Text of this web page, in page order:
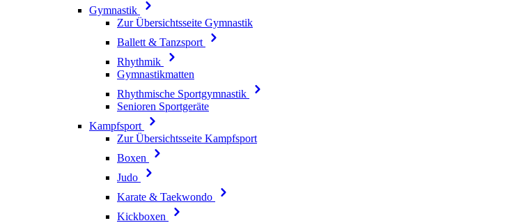
Gymnastik
Zur Übersichtsseite Gymnastik
Ballett & Tanzsport
Rhythmik
Gymnastikmatten
Rhythmische Sportgymnastik
Senioren Sportgeräte
Kampfsport
Zur Übersichtsseite Kampfsport
Boxen
Judo
Karate & Taekwondo
Kickboxen